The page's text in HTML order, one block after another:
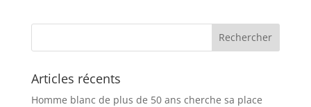
Articles récents
Homme blanc de plus de 50 ans cherche sa place